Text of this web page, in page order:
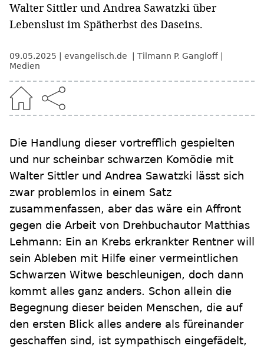
Walter Sittler und Andrea Sawatzki über
Lebenslust im Spätherbst des Daseins.
09.05.2025 evangelisch.de
Tilmann P. Gangloff
Medien
Die Handlung dieser vortrefflich gespielten
und nur scheinbar schwarzen Komödie mit
Walter Sittler und Andrea Sawatzki lässt sich
zwar problemlos in einem Satz
zusammenfassen, aber das wäre ein Affront
gegen die Arbeit von Drehbuchautor Matthias
Lehmann: Ein an Krebs erkrankter Rentner will
sein Ableben mit Hilfe einer vermeintlichen
Schwarzen Witwe beschleunigen, doch dann
kommt alles ganz anders. Schon allein die
Begegnung dieser beiden Menschen, die auf
den ersten Blick alles andere als füreinander
geschaffen sind, ist sympathisch eingefädelt,